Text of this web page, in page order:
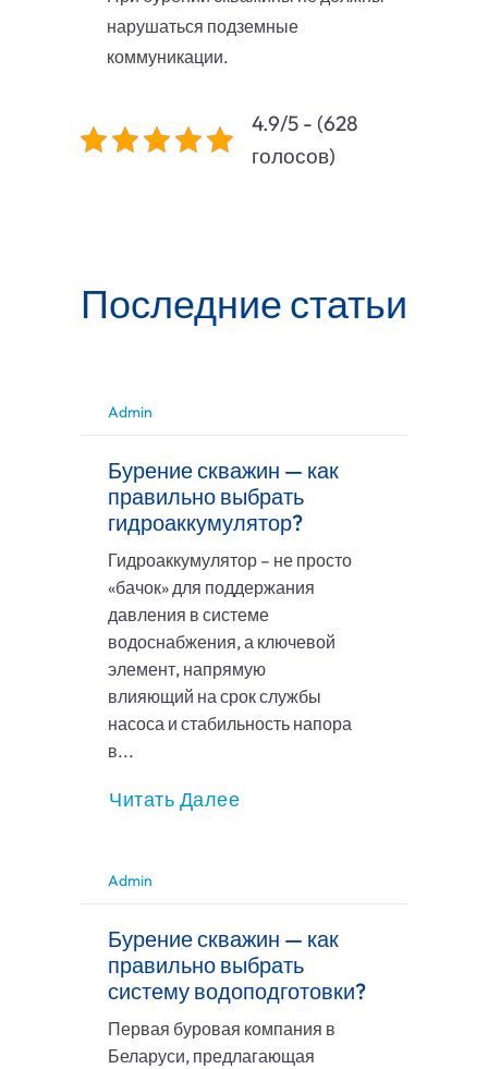
нарушаться подземные
коммуникации.
4.9/5 - (628
голосов)
Последние статьи
Admin
Бурение скважин — как
правильно выбрать
гидроаккумулятор?
Гидроаккумулятор – не просто
«бачок» для поддержания
давления в системе
водоснабжения, а ключевой
элемент, напрямую
влияющий на срок службы
насоса и стабильность напора
в...
Читать Далее
Admin
Бурение скважин — как
правильно выбрать
систему водоподготовки?
Первая буровая компания в
Беларуси, предлагающая